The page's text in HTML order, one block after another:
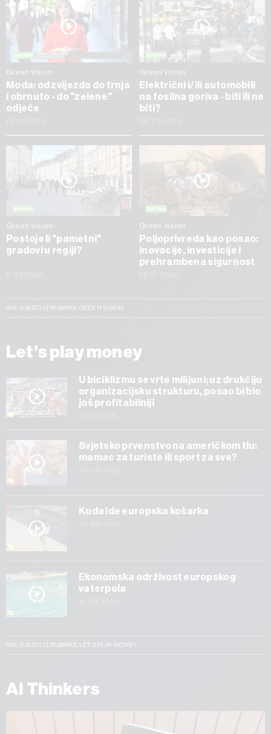
Green Vision
Moda: od zvijezda do trnja
i obrnuto - do "zelene"
odjeće
Green Vision
Električni i/ili automobili
na fosilna goriva - biti ili ne
biti?
Green Vision
Postoje li "pametni"
gradovi u regiji?
Green Vision
Poljoprivreda kao posao:
inovacije, investicije i
prehrambena sigurnost
SVE VIJESTI IZ RUBRIKE GREEN VISION
Let’s play money
U biciklizmu se vrte milijuni; uz drukčiju
organizacijsku strukturu, posao bi bio
još profitabilniji
Svjetsko prvenstvo na američkom tlu:
mamac za turiste ili sport za sve?
Kuda ide europska košarka
Ekonomska održivost europskog
vaterpola
SVE VIJESTI IZ RUBRIKE LET’S PLAY MONEY
AI Thinkers